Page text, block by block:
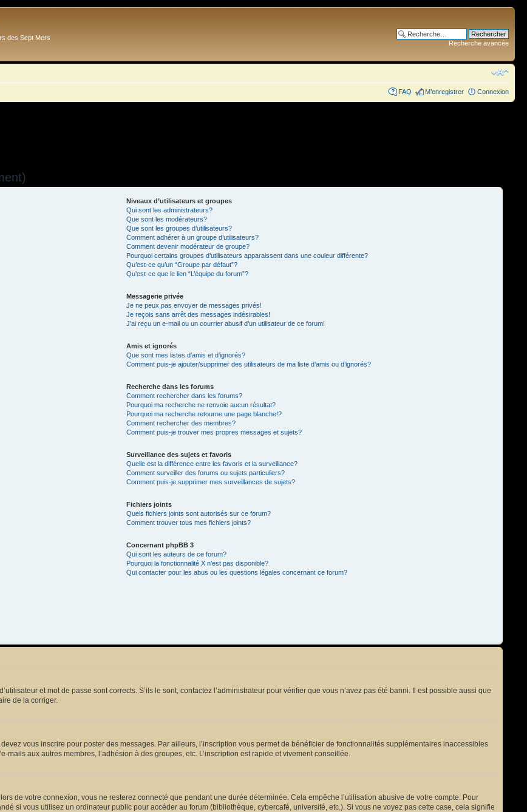
des Sept Mers
Recherche avancée
FAQ M’enregistrer Connexion
Niveaux d’utilisateurs et groupes
Qui sont les administrateurs?
Que sont les modérateurs?
Que sont les groupes d’utilisateurs?
Comment adhérer à un groupe d’utilisateurs?
Comment devenir modérateur de groupe?
Pourquoi certains groupes d’utilisateurs apparaissent dans une couleur différente?
Qu’est-ce qu’un “Groupe par défaut”?
Qu’est-ce que le lien “L’équipe du forum”?
Messagerie privée
Je ne peux pas envoyer de messages privés!
Je reçois sans arrêt des messages indésirables!
J’ai reçu un e-mail ou un courrier abusif d’un utilisateur de ce forum!
Amis et ignorés
Que sont mes listes d’amis et d’ignorés?
Comment puis-je ajouter/supprimer des utilisateurs de ma liste d’amis ou d’ignorés?
Recherche dans les forums
Comment rechercher dans les forums?
Pourquoi ma recherche ne renvoie aucun résultat?
Pourquoi ma recherche retourne une page blanche!?
Comment rechercher des membres?
Comment puis-je trouver mes propres messages et sujets?
Surveillance des sujets et favoris
Quelle est la différence entre les favoris et la surveillance?
Comment surveiller des forums ou sujets particuliers?
Comment puis-je supprimer mes surveillances de sujets?
Fichiers joints
Quels fichiers joints sont autorisés sur ce forum?
Comment trouver tous mes fichiers joints?
Concernant phpBB 3
Qui sont les auteurs de ce forum?
Pourquoi la fonctionnalité X n’est pas disponible?
Qui contacter pour les abus ou les questions légales concernant ce forum?
et mot de passe sont corrects. S’ils le sont, contactez l’administrateur pour vérifier que vous n’avez pas été banni. Il est possible aussi que
de la corriger.
vous inscrire pour poster des messages. Par ailleurs, l’inscription vous permet de bénéficier de fonctionnalités supplémentaires inaccessibles
mails aux autres membres, l’adhésion à des groupes, etc. L’inscription est rapide et vivement conseillée.
lors de votre connexion, vous ne resterez connecté que pendant une durée déterminée. Cela empêche l’utilisation abusive de votre compte. Pour
si vous utilisez un ordinateur public pour accéder au forum (bibliothèque, cybercafé, université, etc.). Si vous ne voyez pas cette case, cela signifie